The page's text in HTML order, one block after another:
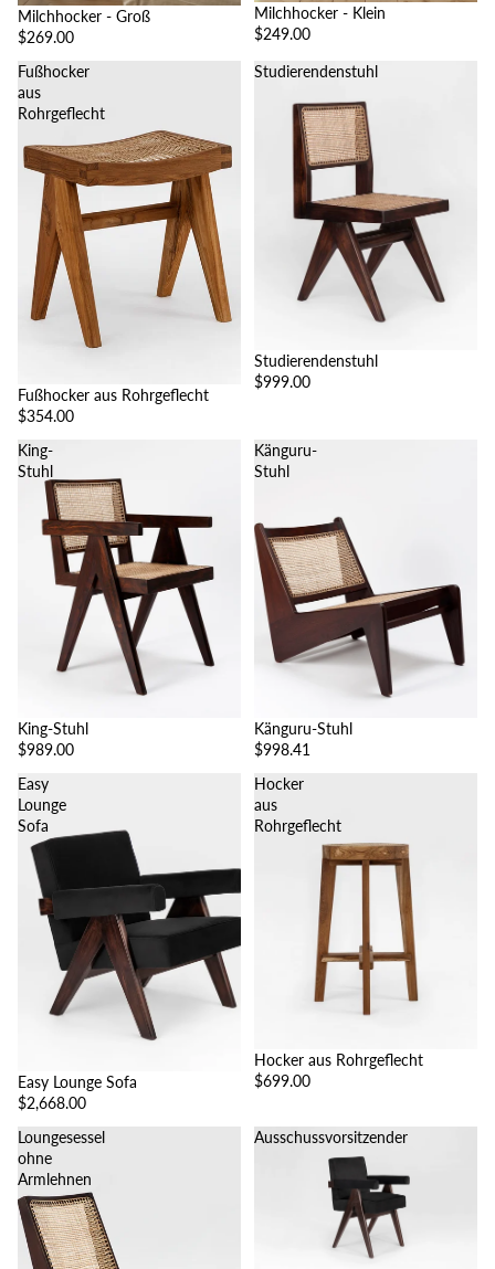
Milchhocker - Groß
$269.00
Milchhocker - Klein
$249.00
Fußhocker
aus
Rohrgeflecht
Fußhocker aus Rohrgeflecht
$354.00
Studierendenstuhl
Studierendenstuhl
$999.00
King-
Stuhl
King-Stuhl
$989.00
Känguru-
Stuhl
Känguru-Stuhl
$998.41
Easy
Lounge
Sofa
Easy Lounge Sofa
$2,668.00
Hocker
aus
Rohrgeflecht
Hocker aus Rohrgeflecht
$699.00
Loungesessel
ohne
Armlehnen
Ausschussvorsitzender